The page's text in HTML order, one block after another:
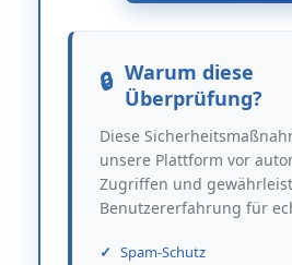
Warum diese
Überprüfung?
Diese
unsere Plattform vor
Zugriffen und
Benutzererfahrung für
Spam-Schutz